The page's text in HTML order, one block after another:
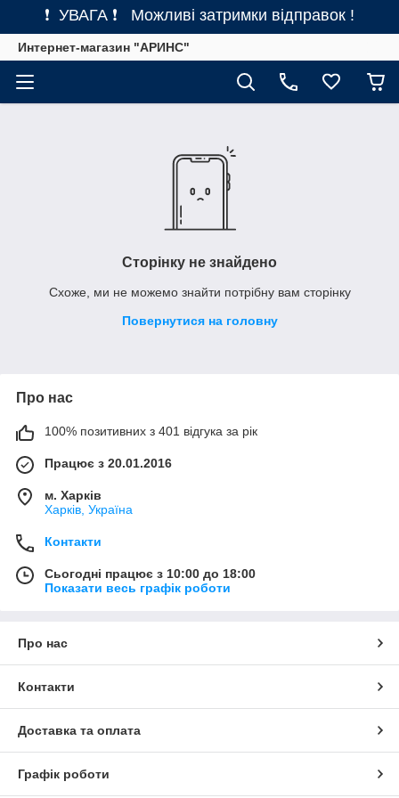
❗ УВАГА ❗ Можливі затримки відправок !
Интернет-магазин "АРИНС"
Сторінку не знайдено
Схоже, ми не можемо знайти потрібну вам сторінку
Повернутися на головну
Про нас
100% позитивних з 401 відгука за рік
Працює з 20.01.2016
м. Харків
Харків, Україна
Контакти
Сьогодні працює з 10:00 до 18:00
Показати весь графік роботи
Про нас
Контакти
Доставка та оплата
Графік роботи